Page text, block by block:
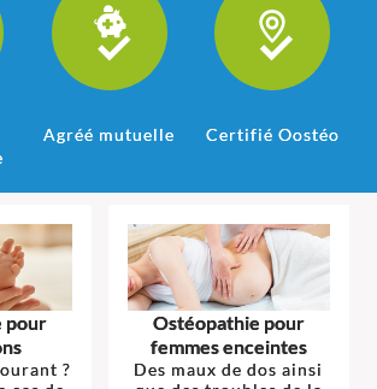
Agréé mutuelle Certifié Oostéo
pour
?
Ostéopathie pour
femmes enceintes
Des maux de dos ainsi